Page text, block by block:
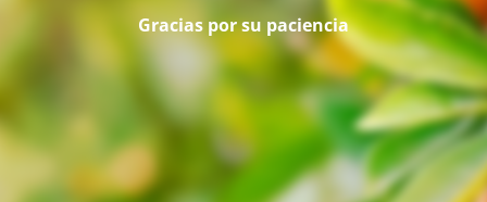
Gracias por su paciencia